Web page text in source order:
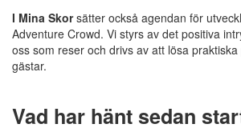
I Mina Skorsätter också agendan för
Adventure Crowd. Vi styrs av det positiva
oss som reser och drivs av att lösa
gästar.
Vad har hänt sedan